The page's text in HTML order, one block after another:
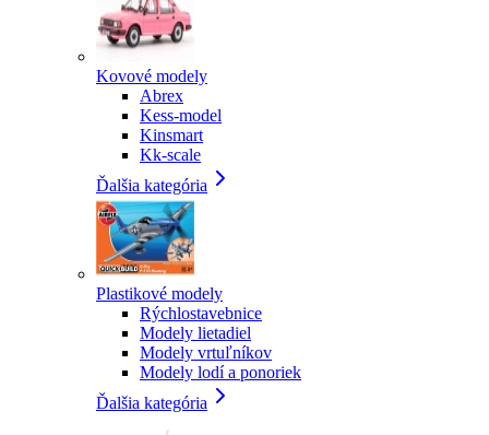
Kovové modely
Abrex
Kess-model
Kinsmart
Kk-scale
Ďalšia kategória
Plastikové modely
Rýchlostavebnice
Modely lietadiel
Modely vrtuľníkov
Modely lodí a ponoriek
Ďalšia kategória